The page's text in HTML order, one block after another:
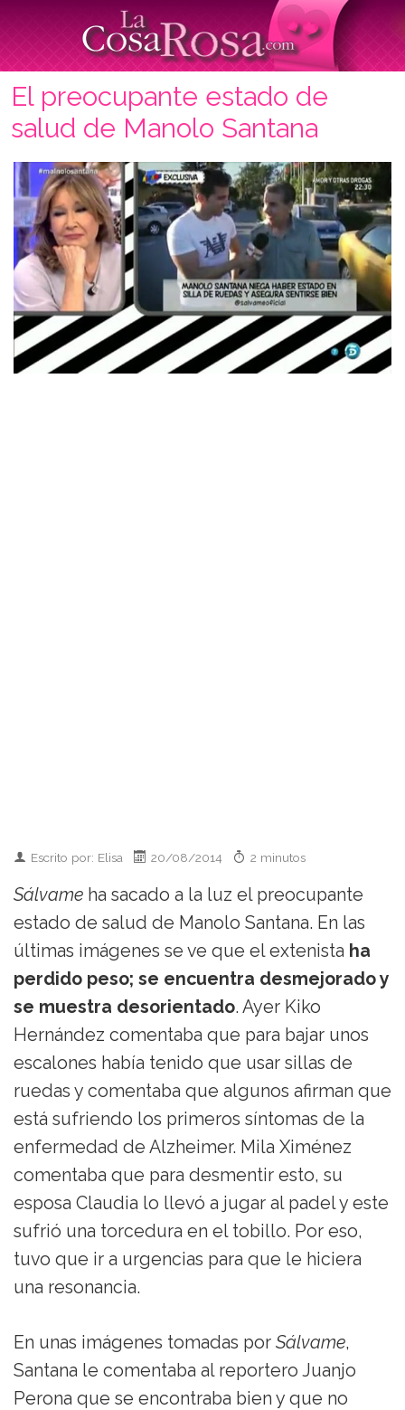
El preocupante estado de
salud de Manolo Santana
Escrito por: Elisa 20/08/2014 2 minutos
Sálvame ha sacado a la luz el preocupante
estado de salud de Manolo Santana. En las
últimas imágenes se ve que el extenista ha
perdido peso; se encuentra desmejorado y
se muestra desorientado. Ayer Kiko
Hernández comentaba que para bajar unos
escalones había tenido que usar sillas de
ruedas y comentaba que algunos afirman que
está sufriendo los primeros síntomas de la
enfermedad de Alzheimer. Mila Ximénez
comentaba que para desmentir esto, su
esposa Claudia lo llevó a jugar al padel y este
sufrió una torcedura en el tobillo. Por eso,
tuvo que ir a urgencias para que le hiciera
una resonancia.
En unas imágenes tomadas por Sálvame,
Santana le comentaba al reportero Juanjo
Perona que se encontraba bien y que no